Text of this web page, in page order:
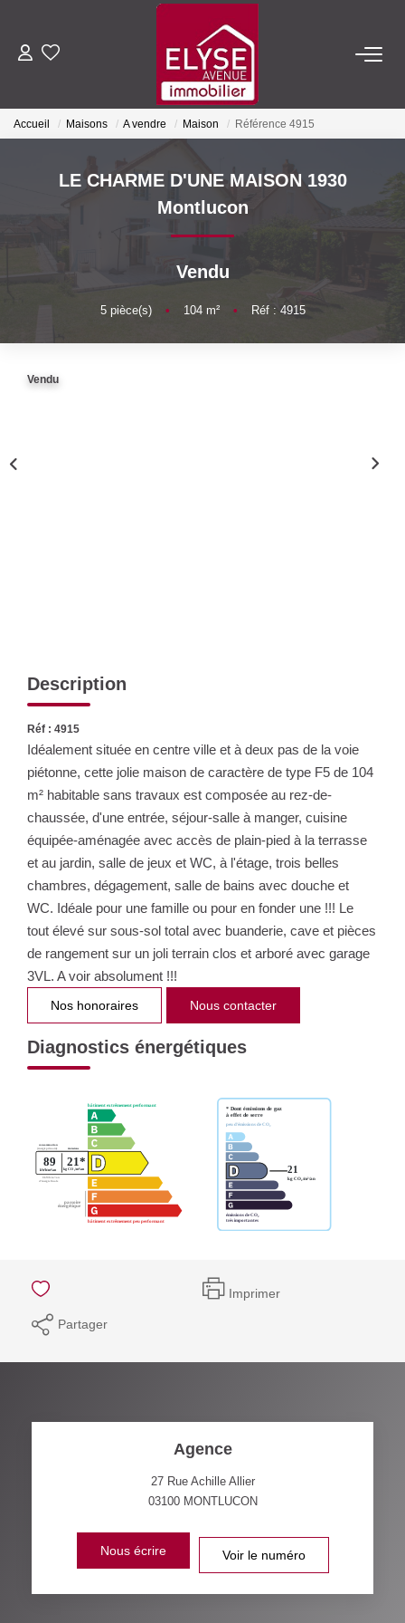
ACHETER
ESTIMER
NOTRE AGENCE
Accueil Maisons A vendre Maison Référence 4915
LE CHARME D'UNE MAISON 1930
Montlucon
Vendu
5pièce(s) • 104m² • Réf : 4915
Vendu
Description
Réf : 4915
Idéalement située en centre ville et à deux pas de la voie
piétonne, cette jolie maison de caractère de type F5 de 104
m² habitable sans travaux est composée au rez-de-
chaussée, d'une entrée, séjour-salle à manger, cuisine
équipée-aménagée avec accès de plain-pied à la terrasse
et au jardin, salle de jeux et WC, à l'étage, trois belles
chambres, dégagement, salle de bains avec douche et
WC. Idéale pour une famille ou pour en fonder une !!! Le
tout élevé sur sous-sol total avec buanderie, cave et pièces
de rangement sur un joli terrain clos et arboré avec garage
3VL. A voir absolument !!!
Nos honoraires Nous contacter
Diagnostics énergétiques
Imprimer
Partager
Agence
27 Rue Achille Allier
03100 MONTLUCON
Nous écrire Voir le numéro